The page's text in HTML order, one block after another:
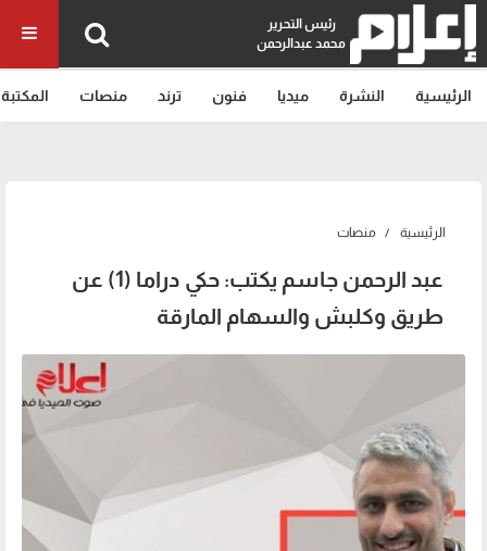
رئيس التحرير
محمد عبدالرحمن
الرئيسية النشرة ميديا فنون ترند منصات المكتبة
الرئيسية منصات
عبد الرحمن جاسم يكتب: حكي دراما (1) عن
طريق وكلبش والسهام المارقة